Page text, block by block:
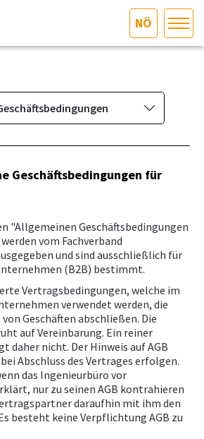
NÖ
INGOO
INGENIEURBÜRO
SERVICE
KONTAKT
NEWS
SACHVERSTÄNDIGE
& Gründung
NÖ
"Haftungsansprüche
Ingenieurbüros"
auf...
und
Geschäftsbedingungen für
"Allgemeinen Geschäftsbedingungen
vom Fachverband
und sind ausschließlich für
(B2B) bestimmt.
Vertragsbedingungen, welche im
verwendet werden, die
Geschäften abschließen. Die
auf Vereinbarung. Ein reiner
daher nicht. Der Hinweis auf AGB
Abschluss des Vertrages erfolgen.
das Ingenieurbüro vor
nur zu seinen AGB kontrahieren
daraufhin mit ihm den
besteht keine Verpflichtung AGB zu